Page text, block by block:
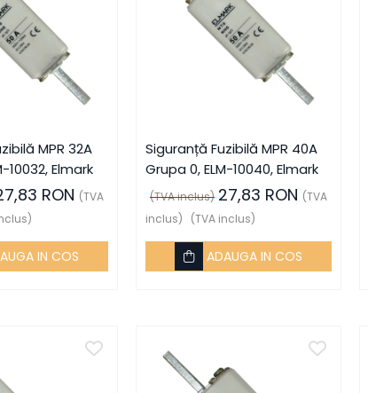
MPR 32A
10032, Elmark
RON (TVA
IN COS
Siguranță Fuzibilă MPR 40A
Grupa 0, ELM-10040, Elmark
(TVA inclus) 27,83 RON (TVA
inclus)
(TVA inclus)
ADAUGA IN COS